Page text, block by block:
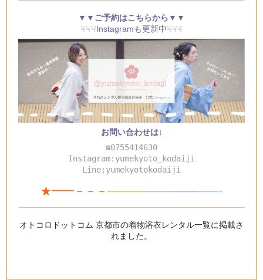
▼▼ご予約はこちらから▼▼
☟☟☟Instagramも更新中☟☟☟
お問い合わせは↓
☎0755414630
Instagram:yumekyoto_kodaiji
Line:yumekyotokodaiji
★━━－－－ ——————————-
オトコロドットコム 京都市の着物浴衣レンタル一覧に掲載さ
れました。